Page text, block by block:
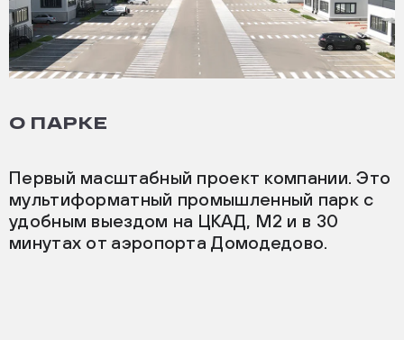
О ПАРКЕ
Первый масштабный проект компании. Это
мультиформатный промышленный парк с
удобным выездом на ЦКАД, М2 и в 30
минутах от аэропорта Домодедово.